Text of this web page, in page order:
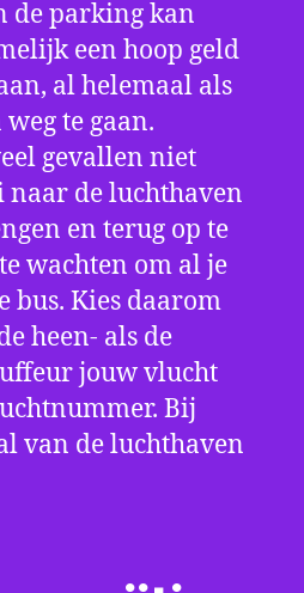
de parking kan
een hoop geld
al helemaal als
te gaan.
gevallen niet
naar de luchthaven
en terug op te
wachten om al je
bus. Kies daarom
heen- als de
jouw vlucht
Bij
van de luchthaven